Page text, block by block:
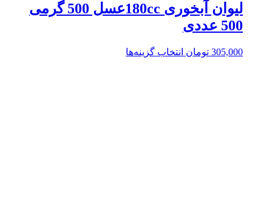
لیوان آبخوری 180ccعسل 500 گرمی
500 عددی
305,000 تومان انتخاب گزینه‌ها